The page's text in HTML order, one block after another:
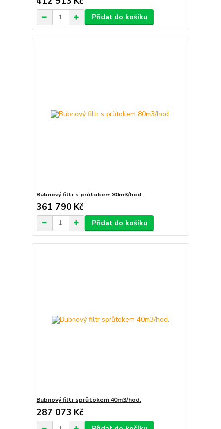
Přidat do košíku
Bubnový filtr s průtokem 80m3/hod.
361 790 Kč
Přidat do košíku
Bubnový filtr sprůtokem 40m3/hod.
287 073 Kč